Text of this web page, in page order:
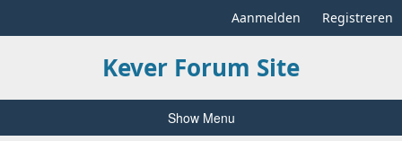
Aanmelden Registreren
Kever Forum Site
Show Menu